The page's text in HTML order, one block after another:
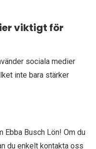
viktigt för
sociala medier
inte bara stärker
Ebba Busch Lön! Om du
du enkelt kontakta oss